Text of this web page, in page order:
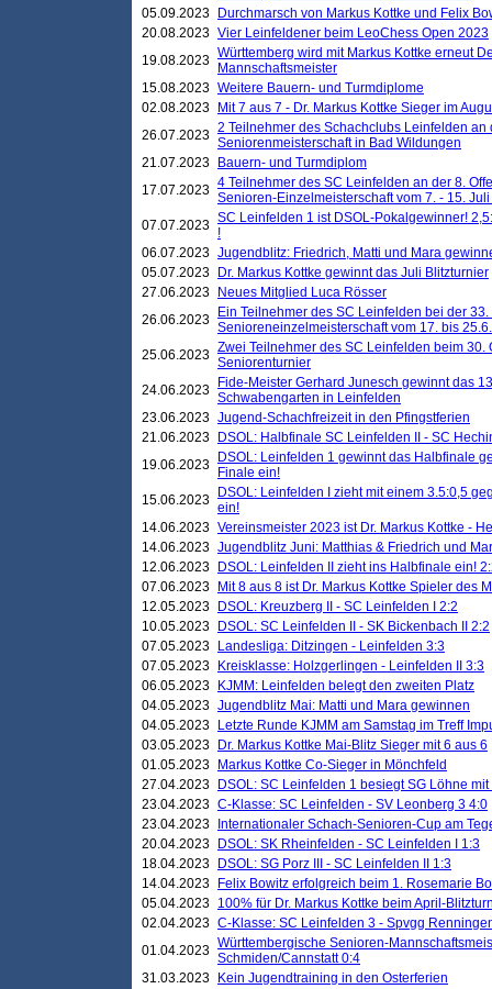
05.09.2023
Durchmarsch von Markus Kottke und Felix
20.08.2023 Vier Leinfeldener beim LeoChess Open 2023
19.08.2023 Württemberg wird mit Markus Kottke erneut
Mannschaftsmeister
15.08.2023 Weitere Bauern- und Turmdiplome
02.08.2023
Mit 7 aus 7 - Dr. Markus Kottke Sieger im
26.07.2023 2 Teilnehmer des Schachclubs Leinfelden an
Seniorenmeisterschaft in Bad Wildungen
21.07.2023
Bauern- und Turmdiplom
17.07.2023 4 Teilnehmer des SC Leinfelden an der 8.
Senioren-Einzelmeisterschaft vom 7. - 15.
07.07.2023 SC Leinfelden 1 ist DSOL-Pokalgewinner!
!
06.07.2023 Jugendblitz: Friedrich, Matti und Mara
05.07.2023
Dr. Markus Kottke gewinnt das Juli Blitzturnier
27.06.2023
Neues Mitglied Luca Rösser
26.06.2023
Ein Teilnehmer des SC Leinfelden bei der
Senioreneinzelmeisterschaft vom 17. bis
25.06.2023 Zwei Teilnehmer des SC Leinfelden beim
Seniorenturnier
24.06.2023
Fide-Meister Gerhard Junesch gewinnt das
Schwabengarten in Leinfelden
23.06.2023 Jugend-Schachfreizeit in den Pfingstferien
21.06.2023
DSOL: Halbfinale SC Leinfelden II - SC
19.06.2023
DSOL: Leinfelden 1 gewinnt das Halbfinale
Finale ein!
15.06.2023
DSOL: Leinfelden I zieht mit einem 3.5:0,5
ein!
14.06.2023 Vereinsmeister 2023 ist Dr. Markus Kottke -
14.06.2023 Jugendblitz Juni: Matthias & Friedrich und
12.06.2023
DSOL: Leinfelden II zieht ins Halbfinale ein!
07.06.2023
Mit 8 aus 8 ist Dr. Markus Kottke Spieler des
12.05.2023
DSOL: Kreuzberg II - SC Leinfelden I 2:2
10.05.2023
DSOL: SC Leinfelden II - SK Bickenbach II 2:2
07.05.2023
Landesliga: Ditzingen - Leinfelden 3:3
07.05.2023
Kreisklasse: Holzgerlingen - Leinfelden II 3:3
06.05.2023
KJMM: Leinfelden belegt den zweiten Platz
04.05.2023 Jugendblitz Mai: Matti und Mara gewinnen
04.05.2023
Letzte Runde KJMM am Samstag im Treff
03.05.2023
Dr. Markus Kottke Mai-Blitz Sieger mit 6 aus 6
01.05.2023
Markus Kottke Co-Sieger in Mönchfeld
27.04.2023
DSOL: SC Leinfelden 1 besiegt SG Löhne mit
23.04.2023 C-Klasse: SC Leinfelden - SV Leonberg 3 4:0
23.04.2023
Internationaler Schach-Senioren-Cup am
20.04.2023
DSOL: SK Rheinfelden - SC Leinfelden I 1:3
18.04.2023
DSOL: SG Porz III - SC Leinfelden II 1:3
14.04.2023
Felix Bowitz erfolgreich beim 1. Rosemarie
05.04.2023 100% für Dr. Markus Kottke beim April-
02.04.2023 C-Klasse: SC Leinfelden 3 - Spvgg
01.04.2023 Württembergische Senioren-
Schmiden/Cannstatt 0:4
31.03.2023
Kein Jugendtraining in den Osterferien